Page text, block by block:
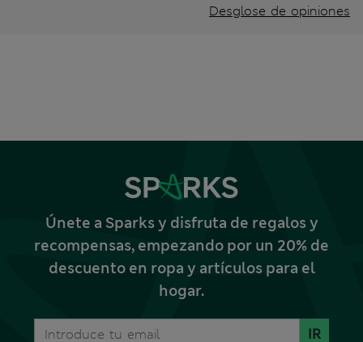
Desglose de opiniones
Únete a Sparks y disfruta de regalos y
recompensas, empezando por un 20% de
descuento en ropa y artículos para el
hogar.
IR